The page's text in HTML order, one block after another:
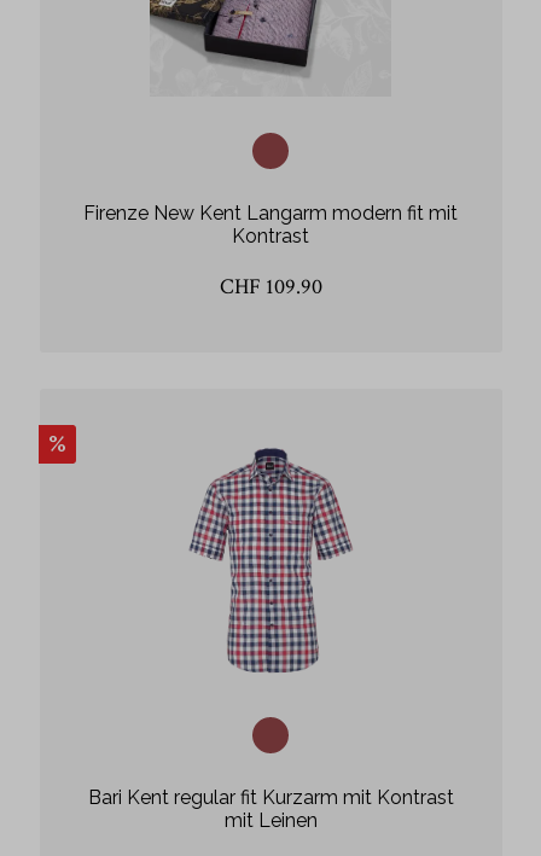
Firenze New Kent Langarm modern fit mit
Kontrast
CHF 109.90
%
Bari Kent regular fit Kurzarm mit Kontrast
mit Leinen